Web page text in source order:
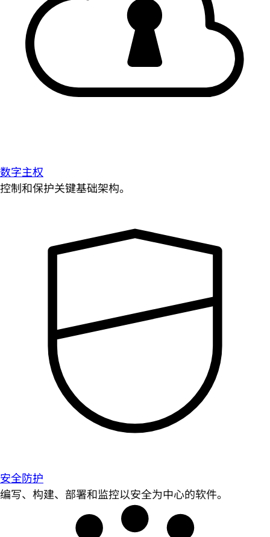
数字主权
控制和保护关键基础架构。
安全防护
编写、构建、部署和监控以安全为中心的软件。